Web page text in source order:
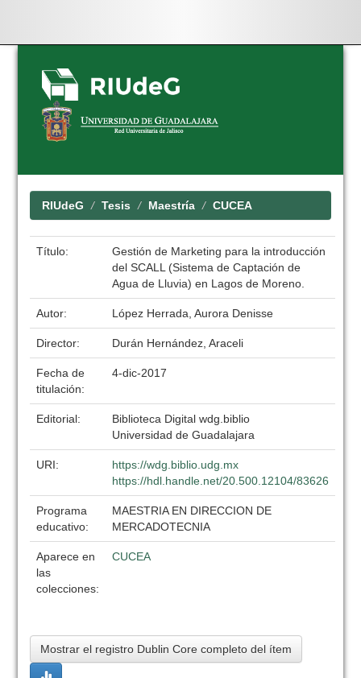
Skip
navigation
RIUdeG Tesis Maestría CUCEA
Título:
Gestión de Marketing para la introducción
del SCALL (Sistema de Captación de
Agua de Lluvia) en Lagos de Moreno.
Autor: López Herrada, Aurora Denisse
Director: Durán Hernández, Araceli
Fecha de
titulación:
4-dic-2017
Editorial:
Biblioteca Digital wdg.biblio
Universidad de Guadalajara
URI:
https://wdg.biblio.udg.mx
https://hdl.handle.net/20.500.12104/83626
Programa
educativo:
MAESTRIA EN DIRECCION DE
MERCADOTECNIA
Aparece en
las
colecciones:
CUCEA
Mostrar el registro Dublin Core completo del ítem